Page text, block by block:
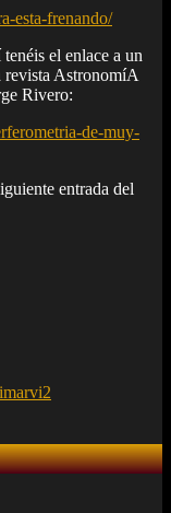
esta-frenando/
el enlace a un
AstronomíA
Rivero:
de-muy-
entrada del
imarvi2